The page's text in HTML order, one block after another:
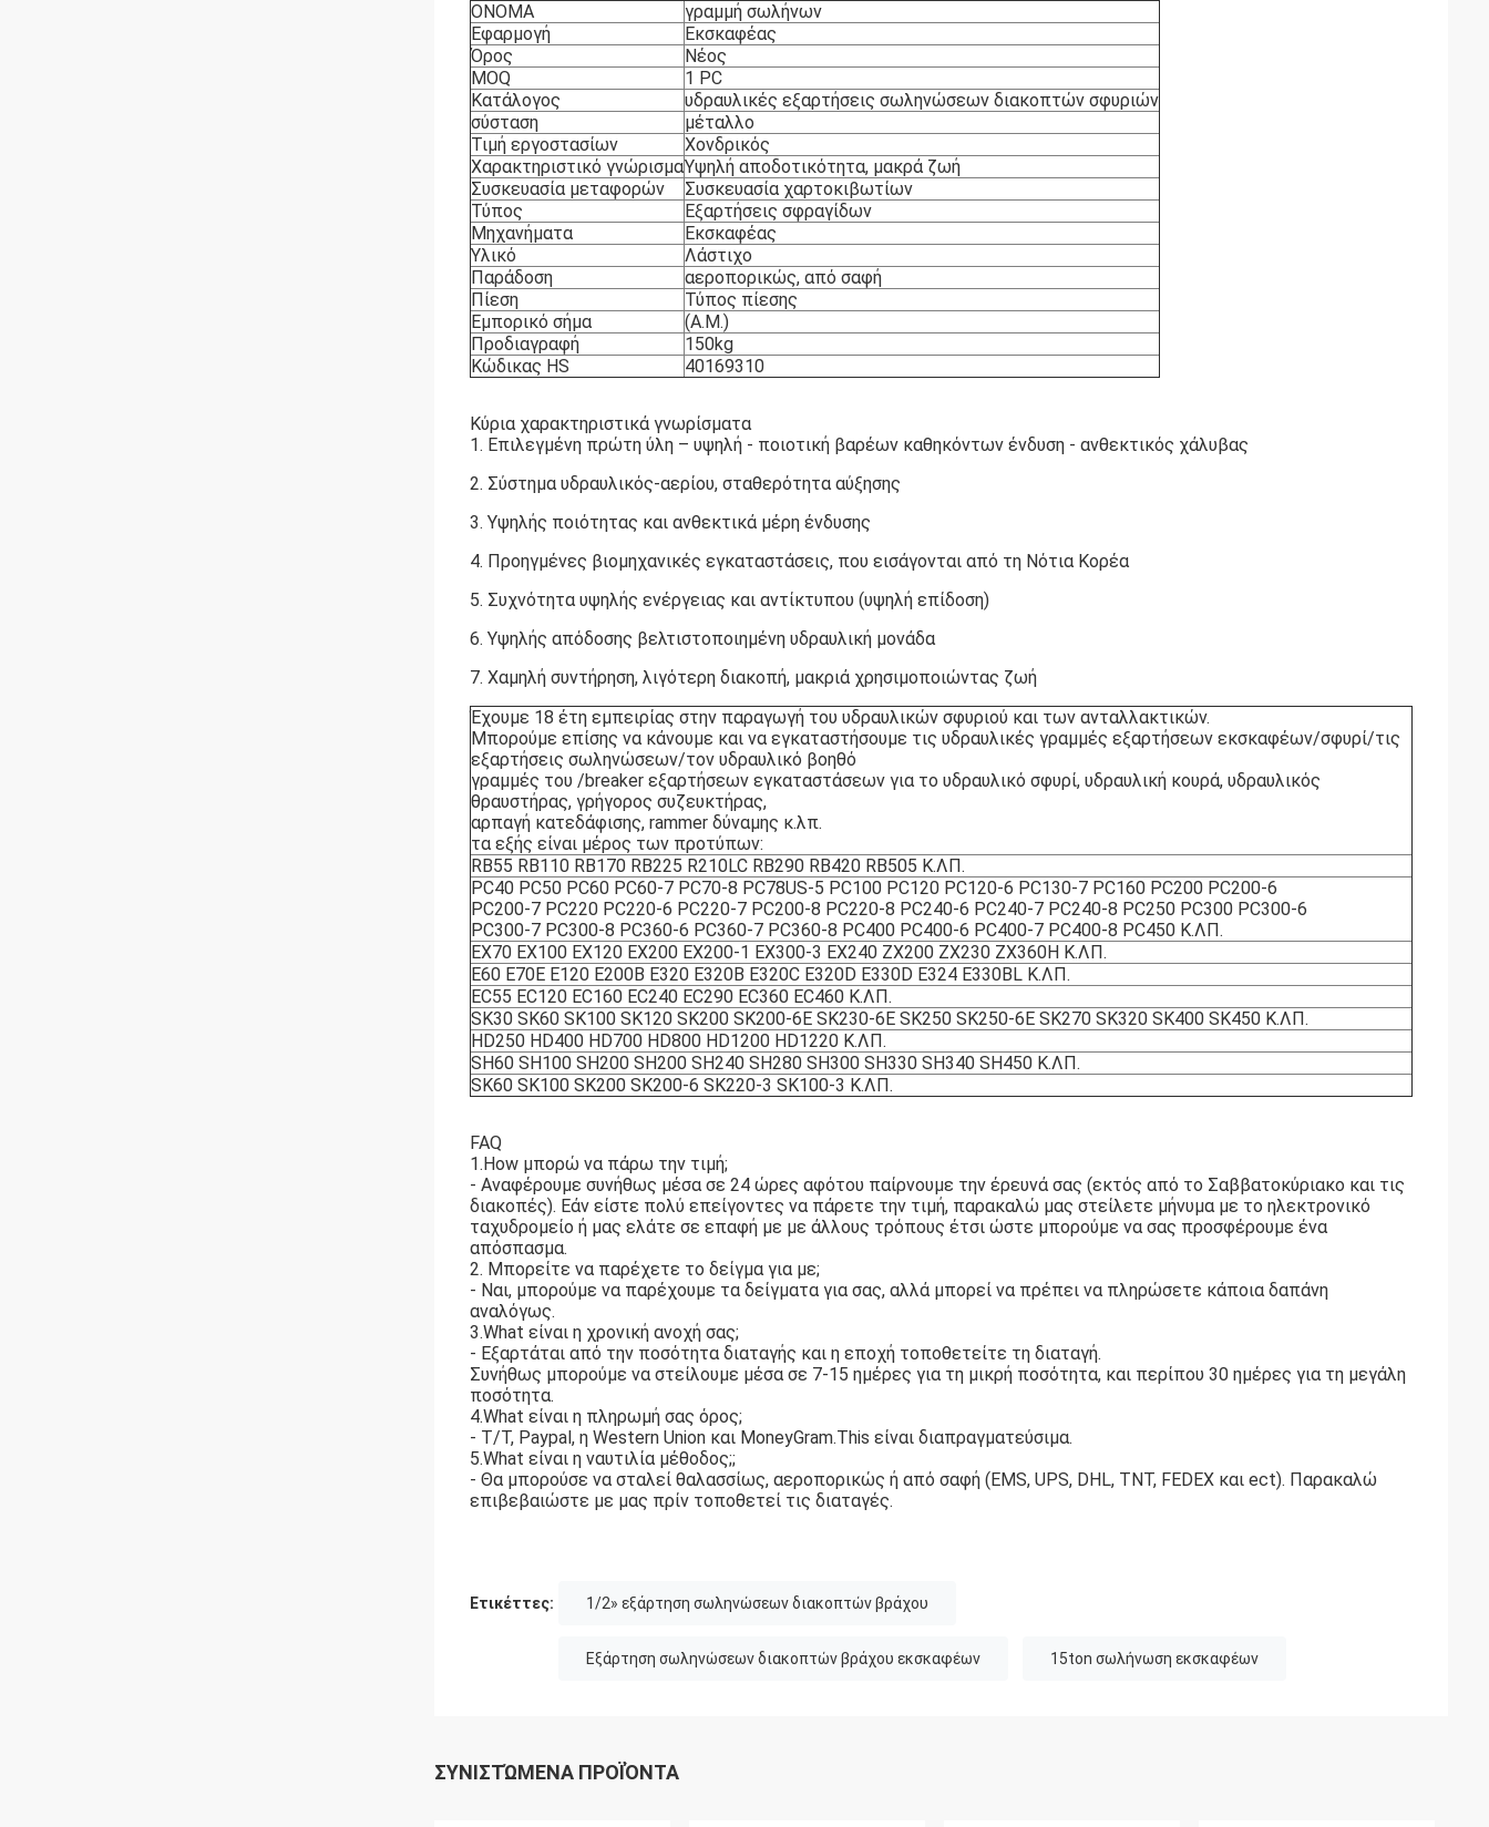
ΟΝΟΜΑ
γραμμή σωλήνων
Εφαρμογή
Εκσκαφέας
Όρος
Νέος
MOQ
1 PC
Κατάλογος
υδραυλικές εξαρτήσεις σωληνώσεων διακοπτών σφυριών
σύσταση
μέταλλο
Τιμή εργοστασίων
Χονδρικός
Χαρακτηριστικό γνώρισμαΥψηλή αποδοτικότητα, μακρά ζωή
Συσκευασία μεταφορών
Συσκευασία χαρτοκιβωτίων
Τύπος
Εξαρτήσεις σφραγίδων
Μηχανήματα
Εκσκαφέας
Υλικό
Λάστιχο
Παράδοση
αεροπορικώς, από σαφή
Πίεση
Τύπος πίεσης
Εμπορικό σήμα
(Α.Μ.)
Προδιαγραφή
150kg
Κώδικας HS
40169310
Κύρια χαρακτηριστικά γνωρίσματα
1. Επιλεγμένη πρώτη ύλη – υψηλή - ποιοτική βαρέων καθηκόντων ένδυση - ανθεκτικός χάλυβας
2. Σύστημα υδραυλικός-αερίου, σταθερότητα αύξησης
3. Υψηλής ποιότητας και ανθεκτικά μέρη ένδυσης
4. Προηγμένες βιομηχανικές εγκαταστάσεις, που εισάγονται από τη Νότια Κορέα
5. Συχνότητα υψηλής ενέργειας και αντίκτυπου (υψηλή επίδοση)
6. Υψηλής απόδοσης βελτιστοποιημένη υδραυλική μονάδα
7. Χαμηλή συντήρηση, λιγότερη διακοπή, μακριά χρησιμοποιώντας ζωή
Έχουμε 18 έτη εμπειρίας στην παραγωγή του υδραυλικών σφυριού και των ανταλλακτικών.
Μπορούμε επίσης να κάνουμε και να εγκαταστήσουμε τις υδραυλικές γραμμές εξαρτήσεων εκσκαφέων/σφυρί/τις
εξαρτήσεις σωληνώσεων/τον υδραυλικό βοηθό
γραμμές του /breaker εξαρτήσεων εγκαταστάσεων για το υδραυλικό σφυρί, υδραυλική κουρά, υδραυλικός
θραυστήρας, γρήγορος συζευκτήρας,
αρπαγή κατεδάφισης, rammer δύναμης κ.λπ.
τα εξής είναι μέρος των προτύπων:
RB55 RB110 RB170 RB225 R210LC RB290 RB420 RB505 Κ.ΛΠ.
PC40 PC50 PC60 PC60-7 PC70-8 PC78US-5 PC100 PC120 PC120-6 PC130-7 PC160 PC200 PC200-6
PC200-7 PC220 PC220-6 PC220-7 PC200-8 PC220-8 PC240-6 PC240-7 PC240-8 PC250 PC300 PC300-6
PC300-7 PC300-8 PC360-6 PC360-7 PC360-8 PC400 PC400-6 PC400-7 PC400-8 PC450 Κ.ΛΠ.
EX70 EX100 EX120 EX200 EX200-1 EX300-3 EX240 ZX200 ZX230 ZX360H Κ.ΛΠ.
E60 E70E E120 E200B E320 E320B E320C E320D E330D E324 E330BL Κ.ΛΠ.
EC55 EC120 EC160 EC240 EC290 EC360 EC460 Κ.ΛΠ.
SK30 SK60 SK100 SK120 SK200 SK200-6E SK230-6E SK250 SK250-6E SK270 SK320 SK400 SK450 Κ.ΛΠ.
HD250 HD400 HD700 HD800 HD1200 HD1220 Κ.ΛΠ.
SH60 SH100 SH200 SH200 SH240 SH280 SH300 SH330 SH340 SH450 Κ.ΛΠ.
SK60 SK100 SK200 SK200-6 SK220-3 SK100-3 Κ.ΛΠ.
FAQ
1.How μπορώ να πάρω την τιμή;
- Αναφέρουμε συνήθως μέσα σε 24 ώρες αφότου παίρνουμε την έρευνά σας (εκτός από το Σαββατοκύριακο και τις
διακοπές). Εάν είστε πολύ επείγοντες να πάρετε την τιμή, παρακαλώ μας στείλετε μήνυμα με το ηλεκτρονικό
ταχυδρομείο ή μας ελάτε σε επαφή με με άλλους τρόπους έτσι ώστε μπορούμε να σας προσφέρουμε ένα
απόσπασμα.
2. Μπορείτε να παρέχετε το δείγμα για με;
- Ναι, μπορούμε να παρέχουμε τα δείγματα για σας, αλλά μπορεί να πρέπει να πληρώσετε κάποια δαπάνη
αναλόγως.
3.What είναι η χρονική ανοχή σας;
- Εξαρτάται από την ποσότητα διαταγής και η εποχή τοποθετείτε τη διαταγή.
Συνήθως μπορούμε να στείλουμε μέσα σε 7-15 ημέρες για τη μικρή ποσότητα, και περίπου 30 ημέρες για τη μεγάλη
ποσότητα.
4.What είναι η πληρωμή σας όρος;
- T/T, Paypal, η Western Union και MoneyGram.This είναι διαπραγματεύσιμα.
5.What είναι η ναυτιλία μέθοδος;;
- Θα μπορούσε να σταλεί θαλασσίως, αεροπορικώς ή από σαφή (EMS, UPS, DHL, TNT, FEDEX και ect). Παρακαλώ
επιβεβαιώστε με μας πρίν τοποθετεί τις διαταγές.
Ετικέττες: 1/2» εξάρτηση σωληνώσεων διακοπτών βράχου
Εξάρτηση σωληνώσεων διακοπτών βράχου εκσκαφέων 15ton σωλήνωση εκσκαφέων
ΣΥΝΙΣΤΏΜΕΝΑ ΠΡΟΪΌΝΤΑ